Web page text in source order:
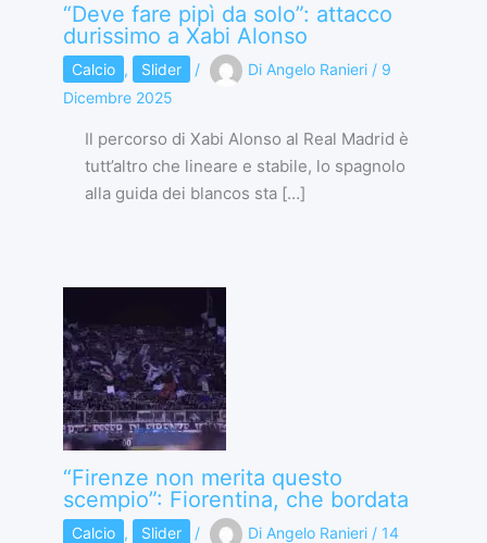
“Deve fare pipì da solo”: attacco
durissimo a Xabi Alonso
Calcio , Slider / Di Angelo Ranieri / 9
Dicembre 2025
Il percorso di Xabi Alonso al Real Madrid è
tutt’altro che lineare e stabile, lo spagnolo
alla guida dei blancos sta […]
“Firenze non merita questo
scempio”: Fiorentina, che bordata
Calcio , Slider / Di Angelo Ranieri / 14